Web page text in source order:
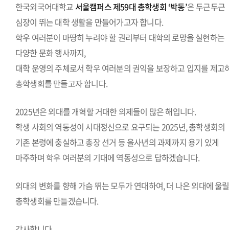
한국외국어대학교 서울캠퍼스 제59대 총학생회 ‘박동’은 두근두근
심장이 뛰는 대학 생활을 만들어가고자 합니다.
학우 여러분이 마땅히 누려야 할 권리부터 대학의 로망을 실현하는
다양한 문화 행사까지,
대학 운영의 주체로서 학우 여러분의 권익을 보장하고 입지를 제고
총학생회를 만들고자 합니다.
2025년은 외대를 개혁할 거대한 의제들이 많은 해입니다.
학생 사회의 역동성이 시대정신으로 요구되는 2025년, 총학생회의
기존 본령에 충실하고 총장 선거 등 을사년의 과제까지 용기 있게
마주하며 학우 여러분의 기대에 역동성으로 답하겠습니다.
외대의 변화를 향해 가슴 뛰는 모두가 연대하여, 더 나은 외대에 울릴
총학생회를 만들겠습니다.